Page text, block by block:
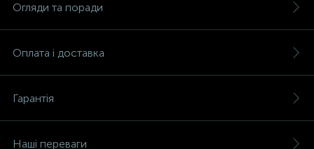
Огляди та поради
Оплата і доставка
Гарантія
Наші переваги